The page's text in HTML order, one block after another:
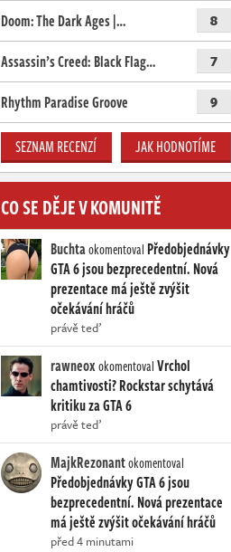
Doom: The Dark Ages |… 8
Assassin’s Creed: Black Flag… 7
Rhythm Paradise Groove 9
SEZNAM RECENZÍ JAK HODNOTÍME
CO SE DĚJE V KOMUNITĚ
Buchtaokomentoval Předobjednávky
GTA 6 jsou bezprecedentní. Nová
prezentace má ještě zvýšit
očekávání hráčů
právě teď
rawneoxokomentovalVrchol
chamtivosti? Rockstar schytává
kritiku za GTA 6
právě teď
MajkRezonantokomentoval
Předobjednávky GTA 6 jsou
bezprecedentní. Nová prezentace
má ještě zvýšit očekávání hráčů
před 4 minutami